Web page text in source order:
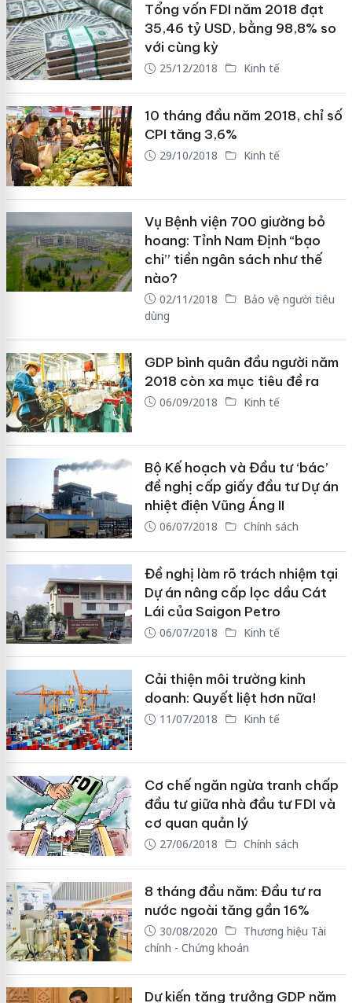
Tổng vốn FDI năm 2018 đạt
35,46 tỷ USD, bằng 98,8% so
với cùng kỳ
25/12/2018 Kinh tế
10 tháng đầu năm 2018, chỉ số
CPI tăng 3,6%
29/10/2018 Kinh tế
Vụ Bệnh viện 700 giường bỏ
hoang: Tỉnh Nam Định “bạo
chi” tiền ngân sách như thế
nào?
02/11/2018
Bảo vệ người tiêu
dùng
GDP bình quân đầu người năm
2018 còn xa mục tiêu đề ra
06/09/2018 Kinh tế
Bộ Kế hoạch và Đầu tư ‘bác’
đề nghị cấp giấy đầu tư Dự án
nhiệt điện Vũng Áng II
06/07/2018 Chính sách
Đề nghị làm rõ trách nhiệm tại
Dự án nâng cấp lọc dầu Cát
Lái của Saigon Petro
06/07/2018 Kinh tế
Cải thiện môi trường kinh
doanh: Quyết liệt hơn nữa!
11/07/2018 Kinh tế
Cơ chế ngăn ngừa tranh chấp
đầu tư giữa nhà đầu tư FDI và
cơ quan quản lý
27/06/2018 Chính sách
8 tháng đầu năm: Đầu tư ra
nước ngoài tăng gần 16%
30/08/2020
Thương hiệu Tài
chính - Chứng khoán
Dự kiến tăng trưởng GDP năm